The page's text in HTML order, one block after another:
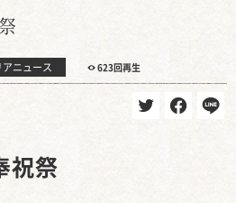
アニュース 623回再生
祝祭